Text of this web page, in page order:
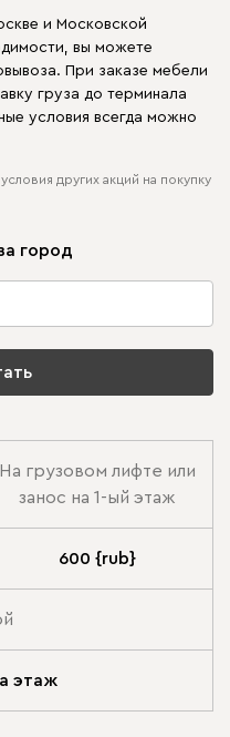
и Московской
вы можете
При заказе мебели
груза до терминала
условия всегда можно
других акций на покупку
город
На грузовом лифте или
занос на 1-ый этаж
600 {rub}
этаж